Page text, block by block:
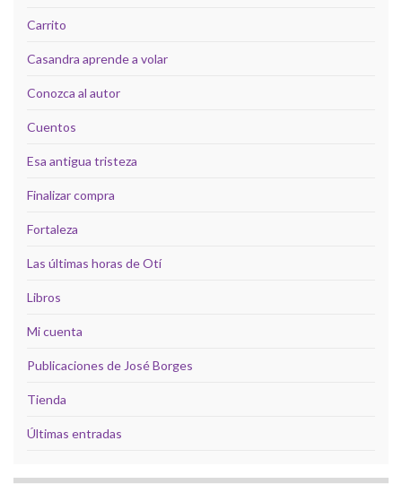
Carrito
Casandra aprende a volar
Conozca al autor
Cuentos
Esa antigua tristeza
Finalizar compra
Fortaleza
Las últimas horas de Otí
Libros
Mi cuenta
Publicaciones de José Borges
Tienda
Últimas entradas